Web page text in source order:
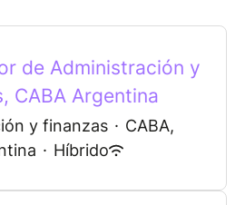
de Administración y
CABA Argentina
y finanzas · CABA,
· Híbrido